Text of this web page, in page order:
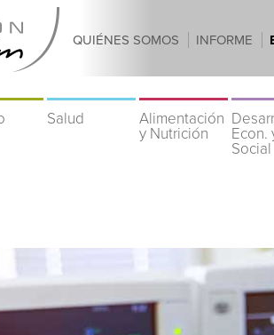
QUIÉNES SOMOS INFORME
Salud
Alimentación
y Nutrición
Econ.
Social